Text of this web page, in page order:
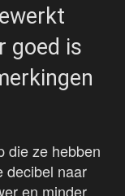
goed is
die ze hebben
decibel naar
en minder